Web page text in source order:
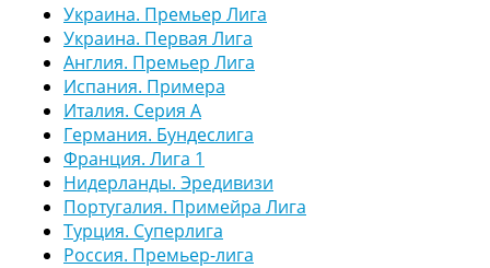
Украина. Премьер Лига
Украина. Первая Лига
Англия. Премьер Лига
Испания. Примера
Италия. Серия А
Германия. Бундеслига
Франция. Лига 1
Нидерланды. Эредивизи
Португалия. Примейра Лига
Турция. Суперлига
Россия. Премьер-лига